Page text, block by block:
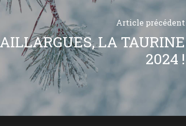
Article précédent
LA TAURINE
2024 !